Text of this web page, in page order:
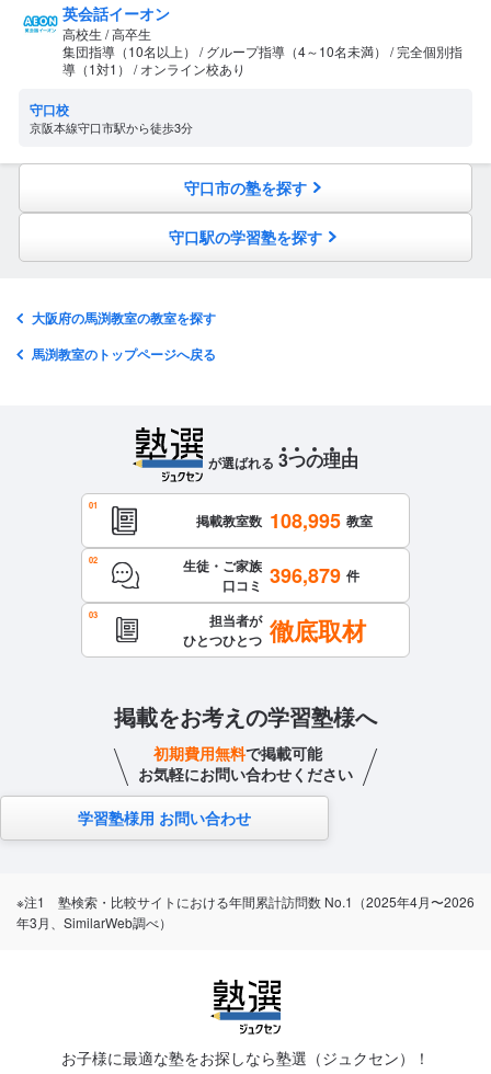
英会話イーオン
高校生 / 高卒生
集団指導（10名以上） / グループ指導（4～10名未満） / 完全個別指
導（1対1） / オンライン校あり
守口校
京阪本線守口市駅から徒歩3分
守口市の塾を探す
守口駅の学習塾を探す
大阪府の馬渕教室の教室を探す
馬渕教室のトップページへ戻る
が選ばれる 3つの理由
掲載教室数 108,995 教室
生徒・ご家族
口コミ 396,879 件
担当者が
ひとつひとつ 徹底取材
掲載をお考えの学習塾様へ
初期費用無料で掲載可能
お気軽にお問い合わせください
学習塾様用 お問い合わせ
※注1 塾検索・比較サイトにおける年間累計訪問数 No.1（2025年4月〜2026
年3月、SimilarWeb調べ）
お子様に最適な塾をお探しなら塾選（ジュクセン）！